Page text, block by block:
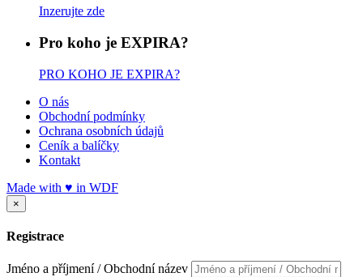
Inzerujte zde
Pro koho je EXPIRA?
PRO KOHO JE EXPIRA?
O nás
Obchodní podmínky
Ochrana osobních údajů
Ceník a balíčky
Kontakt
Made with ♥ in WDF
×
Registrace
Jméno a příjmení / Obchodní název